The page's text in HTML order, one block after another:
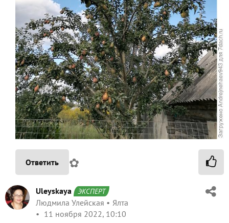
Ответить ✿
Uleyskaya ЭКСПЕРТ
Людмила Улейская
Ялта
11 ноября 2022, 10:10